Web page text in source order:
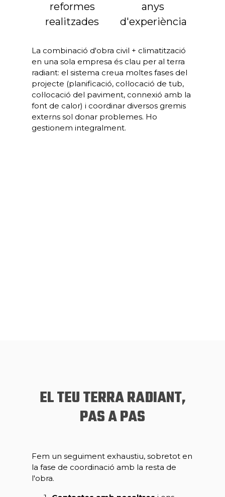
reformes
realitzades
anys
d'experiència
La combinació d'obra civil + climatització
en una sola empresa és clau per al terra
radiant: el sistema creua moltes fases del
projecte (planificació, col·locació de tub,
col·locació del paviment, connexió amb la
font de calor) i coordinar diversos gremis
externs sol donar problemes. Ho
gestionem integralment.
EL TEU TERRA RADIANT,
PAS A PAS
Fem un seguiment exhaustiu, sobretot en
la fase de coordinació amb la resta de
l'obra.